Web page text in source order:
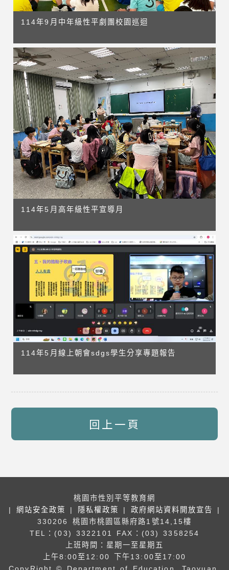
114年9月中年級性平劇團校園巡迴
114年5月高年級性平宣導月
114年5月線上朝會sdgs學生分享專題報告
回上一頁
桃園市性別平等教育網
| 網站安全政策 | 隱私權政策 | 政府網站資料開放宣告
|
330206 桃園市桃園區縣府路1號14,15樓
TEL：(03) 3322101
FAX：(03) 3358254
上班時間：星期一至星期五
上午8:00至12:00 下午13:00至17:00